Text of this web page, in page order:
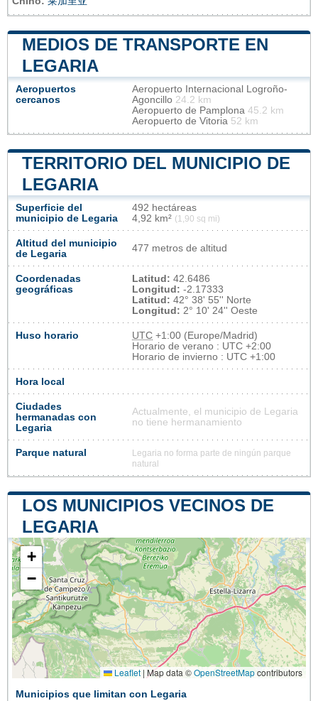
MEDIOS DE TRANSPORTE EN
LEGARIA
Aeropuertos
cercanos
Aeropuerto Internacional Logroño-
Agoncillo 24.2 km
Aeropuerto de Pamplona 45.2 km
Aeropuerto de Vitoria 52 km
TERRITORIO DEL MUNICIPIO DE
LEGARIA
Superficie del
municipio de Legaria
492 hectáreas
4,92 km² (1,90 sq mi)
Altitud del municipio
de Legaria
477 metros de altitud
Coordenadas
geográficas
Latitud: 42.6486
Longitud: -2.17333
Latitud: 42° 38' 55'' Norte
Longitud: 2° 10' 24'' Oeste
Huso horario UTC +1:00 (Europe/Madrid)
Horario de verano : UTC +2:00
Horario de invierno : UTC +1:00
Hora local
Ciudades
hermanadas con
Legaria
Actualmente, el municipio de Legaria
no tiene hermanamiento
Parque natural
Legaria no forma parte de ningún parque
natural
LOS MUNICIPIOS VECINOS DE
LEGARIA
+
−
Leaflet | Map data ©OpenStreetMapcontributors
Municipios que limitan con Legaria